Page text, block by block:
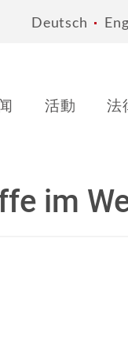
Deutsch
活動 法
im